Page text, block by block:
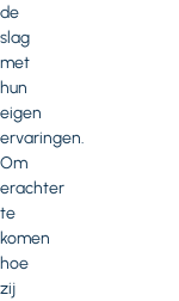
de
slag
met
hun
eigen
ervaringen.
Om
erachter
te
komen
hoe
zij